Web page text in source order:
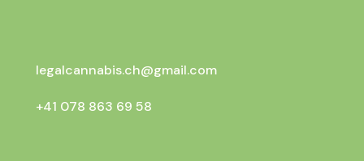
legalcannabis.ch@gmail.com
+41 078 863 69 58